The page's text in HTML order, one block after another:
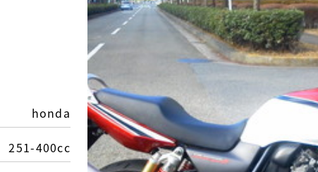
honda
251-400cc